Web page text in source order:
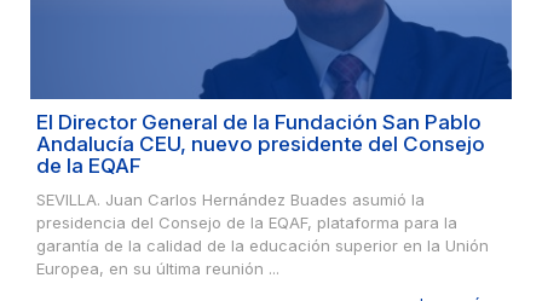
El Director General de la Fundación San Pablo
Andalucía CEU, nuevo presidente del Consejo
de la EQAF
SEVILLA. Juan Carlos Hernández Buades asumió la
presidencia del Consejo de la EQAF, plataforma para la
garantía de la calidad de la educación superior en la Unión
Europea, en su última reunión ...